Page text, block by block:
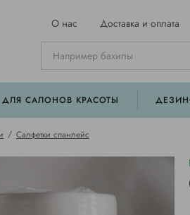
О нас Доставка и оплата
ДЛЯ САЛОНОВ КРАСОТЫ
Салфетки спанлейс